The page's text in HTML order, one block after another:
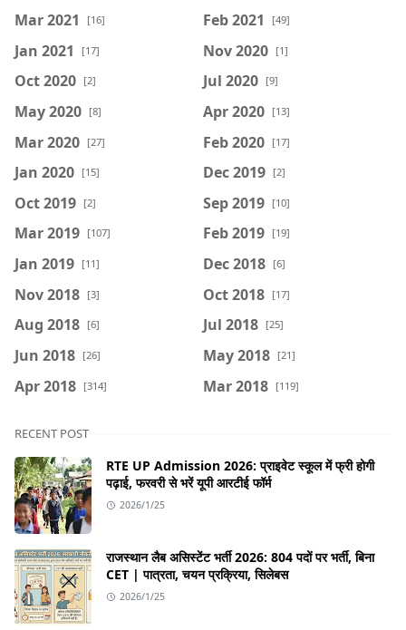
Mar 2021 [16] Feb 2021 [49]
Jan 2021 [17] Nov 2020 [1]
Oct 2020 [2] Jul 2020 [9]
May 2020 [8] Apr 2020 [13]
Mar 2020 [27] Feb 2020 [17]
Jan 2020 [15] Dec 2019 [2]
Oct 2019 [2] Sep 2019 [10]
Mar 2019 [107] Feb 2019 [19]
Jan 2019 [11] Dec 2018 [6]
Nov 2018 [3] Oct 2018 [17]
Aug 2018 [6] Jul 2018 [25]
Jun 2018 [26] May 2018 [21]
Apr 2018 [314] Mar 2018 [119]
RECENT POST
RTE UP Admission 2026: प्राइवेट स्कूल में फ्री होगी
पढ़ाई, फरवरी से भरें यूपी आरटीई फॉर्म
2026/1/25
राजस्थान लैब असिस्टेंट भर्ती 2026: 804 पदों पर भर्ती, बिना
CET | पात्रता, चयन प्रक्रिया, सिलेबस
2026/1/25